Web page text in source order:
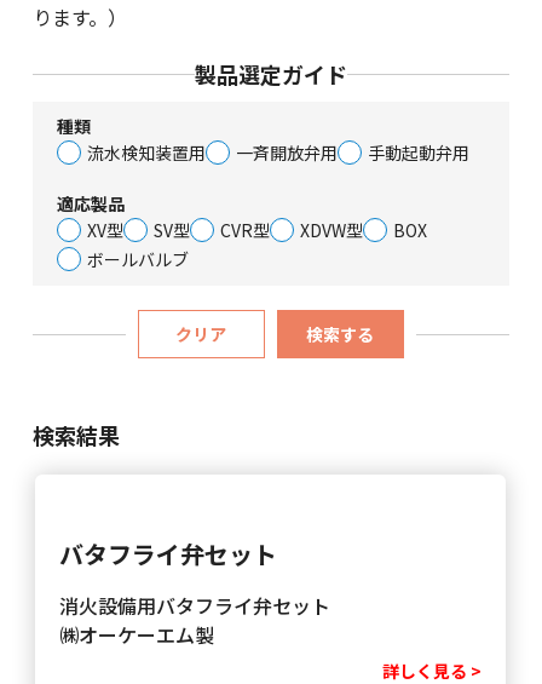
ります。）
製品選定ガイド
種類
流水検知装置用
一斉開放弁用 手動起動弁用
適応製品
XV型
SV型 CVR型 XDVW型
BOX
ボールバルブ
クリア 検索する
検索結果
バタフライ弁セット
消火設備用バタフライ弁セット
㈱オーケーエム製
詳しく見る >